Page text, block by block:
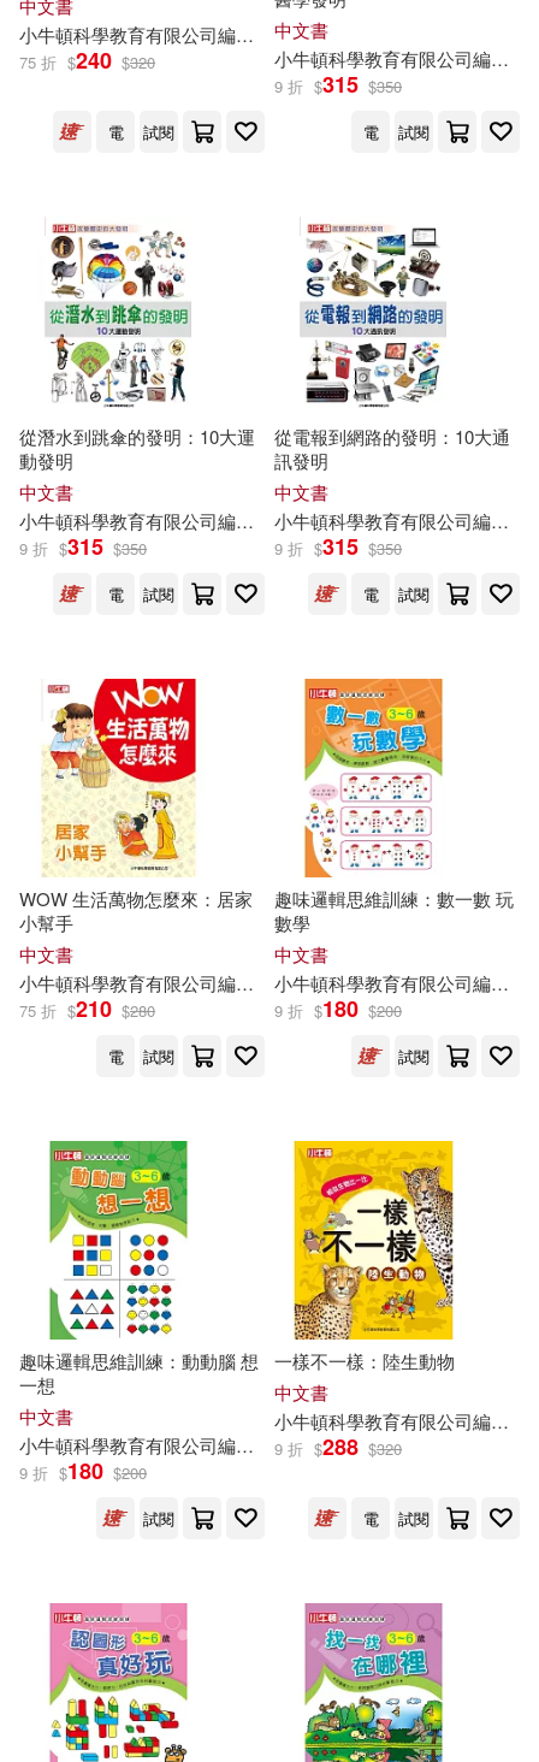
中文書
小牛頓科學教育有限公司編輯 團隊 廖篤誠
75 折 $240 $320
電 試閱
中文書
小牛頓科學教育有限公司編輯
9 折 $315 $350
電
試閱
從潛水到跳傘的發明：10大運
動發明
中文書
小牛頓科學教育有限公司編輯 團隊
9 折 $315 $350
電
試閱
從電報到網路的發明：10大通
訊發明
中文書
小牛頓科學教育有限公司編輯
9 折 $315 $350
電
試閱
WOW 生活萬物怎麼來：居家
小幫手
中文書
小牛頓科學教育有限公司編輯 團隊 蔡琇惠 蘇偉宇 邱崇杰 黃法
75 折 $210 $280
電
試閱
趣味邏輯思維訓練：數一數 玩
數學
中文書
小牛頓科學教育有限公司編輯
9 折 $180 $200
試閱
趣味邏輯思維訓練：動動腦 想
一想
中文書
小牛頓科學教育有限公司編輯 團隊
9 折 $180 $200
試閱
一樣不一樣：陸生動物
中文書
小牛頓科學教育有限公司編輯
9 折 $288 $320
電 試閱